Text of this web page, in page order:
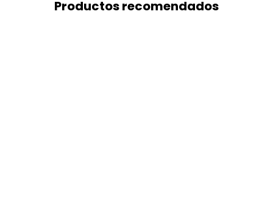
Productos recomendados